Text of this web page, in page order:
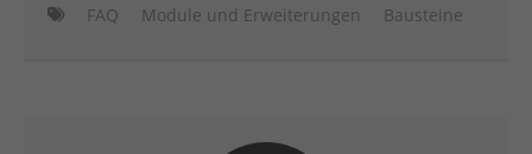
FAQ Module und Erweiterungen Bausteine